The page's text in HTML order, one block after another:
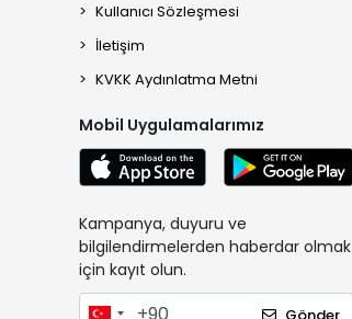
Kullanıcı Sözleşmesi
İletişim
KVKK Aydınlatma Metni
Mobil Uygulamalarımız
Kampanya, duyuru ve
bilgilendirmelerden haberdar olmak
için kayıt olun.